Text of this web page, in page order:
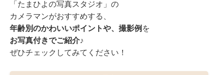
「たまひよの写真スタジオ」の
カメラマンがおすすめする、
年齢別のかわいいポイントや、 撮影例 を
お写真付きでご紹介♪
ぜひチェックしてみてください！